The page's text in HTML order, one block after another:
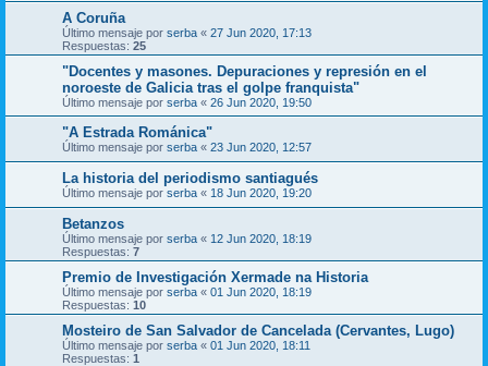
A Coruña
Último mensaje por serba « 27 Jun 2020, 17:13
Respuestas: 25
"Docentes y masones. Depuraciones y represión en el
noroeste de Galicia tras el golpe franquista"
Último mensaje por serba « 26 Jun 2020, 19:50
"A Estrada Románica"
Último mensaje por serba « 23 Jun 2020, 12:57
La historia del periodismo santiagués
Último mensaje por serba « 18 Jun 2020, 19:20
Betanzos
Último mensaje por serba « 12 Jun 2020, 18:19
Respuestas: 7
Premio de Investigación Xermade na Historia
Último mensaje por serba « 01 Jun 2020, 18:19
Respuestas: 10
Mosteiro de San Salvador de Cancelada (Cervantes, Lugo)
Último mensaje por serba « 01 Jun 2020, 18:11
Respuestas: 1